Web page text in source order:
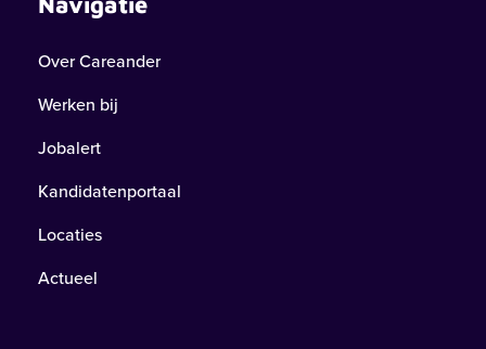
Over Careander
Werken bij
Jobalert
Kandidatenportaal
Locaties
Actueel